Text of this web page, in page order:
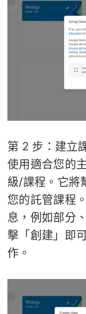
第 2 步：建立
使用適合您的
級/課程。它將
您的託管課程
息，例如部分
擊「創建」即
作。